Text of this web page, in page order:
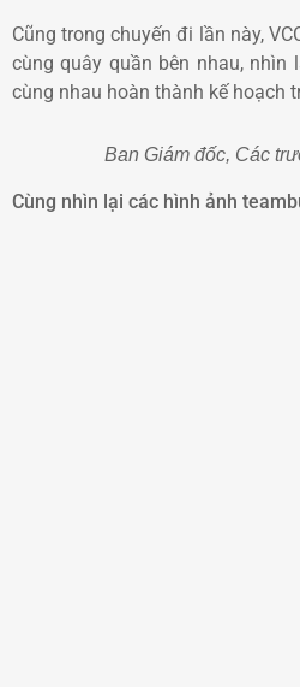
Cũng trong chuyến đi lần này,
cùng quây quần bên nhau,
cùng nhau hoàn thành kế hoạch
Ban Giám đốc, Các
Cùng nhìn lại các hình ảnh